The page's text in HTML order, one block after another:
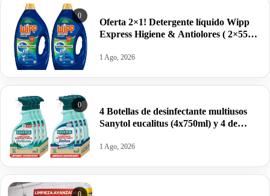
0
Oferta 2×1! Detergente líquido Wipp
Express Higiene & Antiolores ( 2×55
1 Ago, 2026
0
4 Botellas de desinfectante multiusos
Sanytol eucalitus (4x750ml) y 4 de
1 Ago, 2026
0